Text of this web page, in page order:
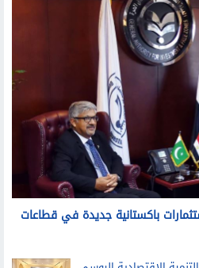
باكستانية جديدة في قطاعات